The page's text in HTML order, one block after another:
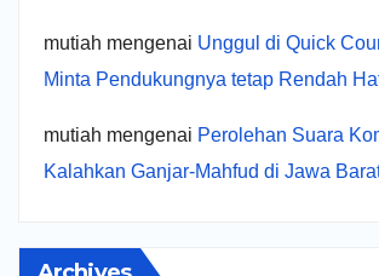
mutiah mengenai Unggul di Quick
Minta Pendukungnya tetap Rendah
mutiah mengenai Perolehan Suara
Kalahkan Ganjar-Mahfud di Jawa